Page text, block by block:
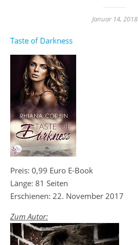
Januar 14, 2018
Taste of Darkness
Preis: 0,99 Euro E-Book
Länge: 81 Seiten
Erschienen: 22. November 2017
Zum Autor: